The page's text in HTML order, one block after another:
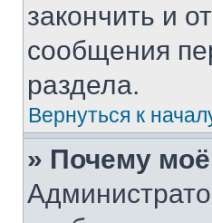
закончить и
сообщения
раздела.
Вернуться к
» Почему